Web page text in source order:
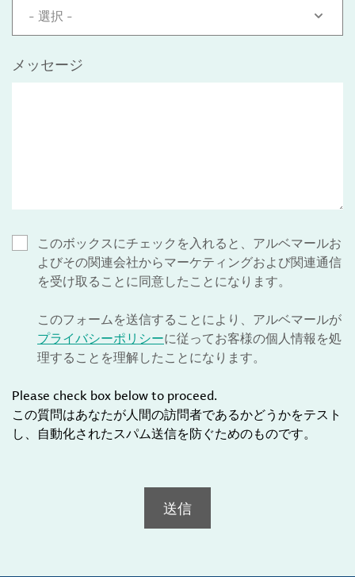
- 選択 -
メッセージ
このボックスにチェックを入れると、アルベマールお
よびその関連会社からマーケティングおよび関連通信
を受け取ることに同意したことになります。
このフォームを送信することにより、アルベマールが
プライバシーポリシーに従ってお客様の個人情報を処
理することを理解したことになります。
Please check box below to proceed.
この質問はあなたが人間の訪問者であるかどうかをテスト
し、自動化されたスパム送信を防ぐためのものです。
送信